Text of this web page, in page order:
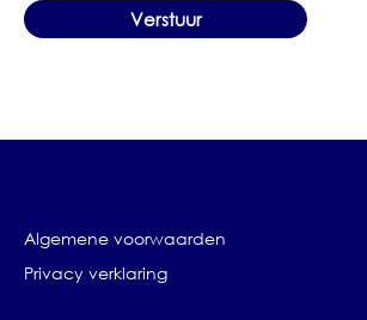
Algemene voorwaarden
Privacy verklaring